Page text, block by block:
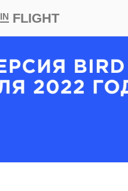
INFLIGHT